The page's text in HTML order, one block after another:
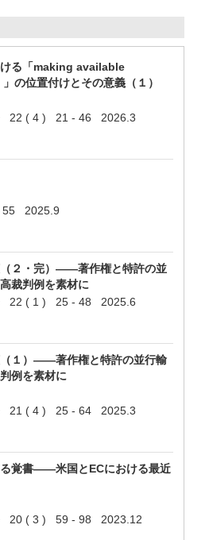
る「making available
の位置付けとその意義（１）
22 ( 4 ) 21 - 46 2026.3
2025.9
２・完）――著作権と特許の並
裁判例を素材に
22 ( 1 ) 25 - 48 2025.6
１）――著作権と特許の並行輸
例を素材に
21 ( 4 ) 25 - 64 2025.3
覚書――米国とECにおける最近
20 ( 3 ) 59 - 98 2023.12